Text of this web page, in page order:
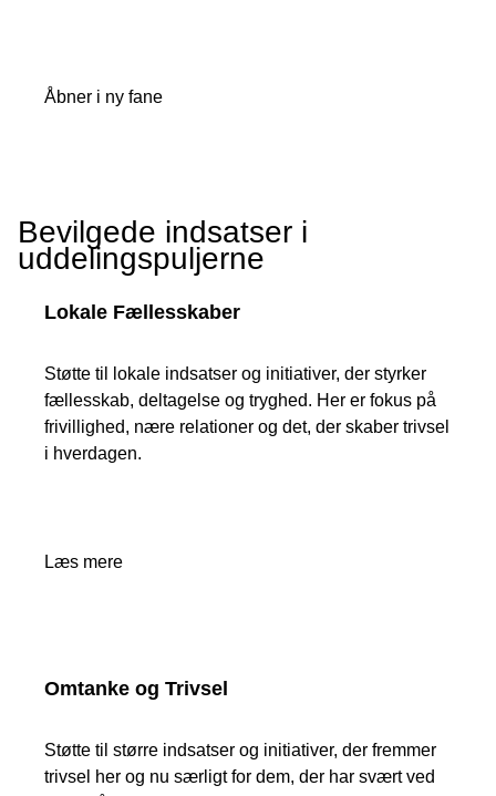
Åbner i ny fane
Bevilgede indsatser i
uddelingspuljerne
Lokale Fællesskaber
Støtte til lokale indsatser og initiativer, der styrker
fællesskab, deltagelse og tryghed. Her er fokus på
frivillighed, nære relationer og det, der skaber trivsel
i hverdagen.
Læs mere
Omtanke og Trivsel
Støtte til større indsatser og initiativer, der fremmer
trivsel her og nu særligt for dem, der har svært ved